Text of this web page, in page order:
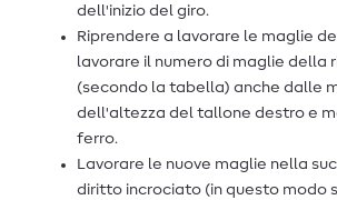
dell'inizio del giro.
Riprendere a lavorare le maglie del
lavorare il numero di maglie della
(secondo la tabella) anche dalle
dell'altezza del tallone destro e
ferro.
Lavorare le nuove maglie nella
diritto incrociato (in questo modo